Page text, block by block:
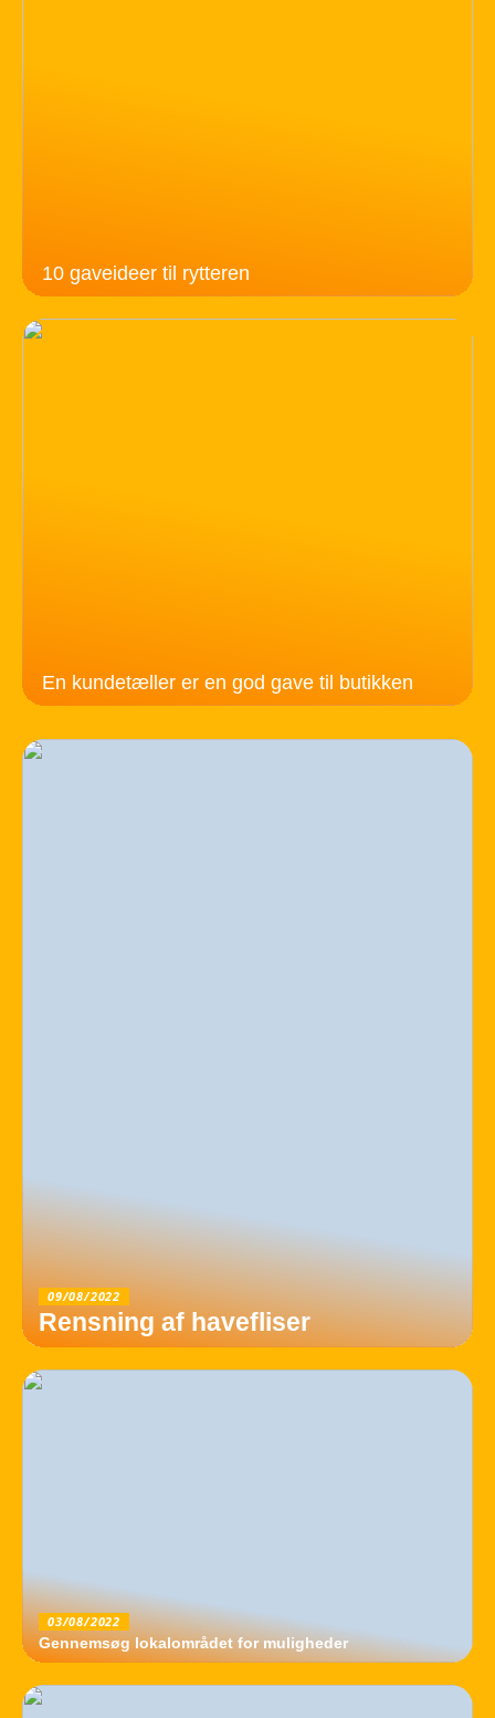
10 gaveideer til rytteren
En kundetæller er en god gave til butikken
09/08/2022
Rensning af havefliser
03/08/2022
Gennemsøg lokalområdet for muligheder